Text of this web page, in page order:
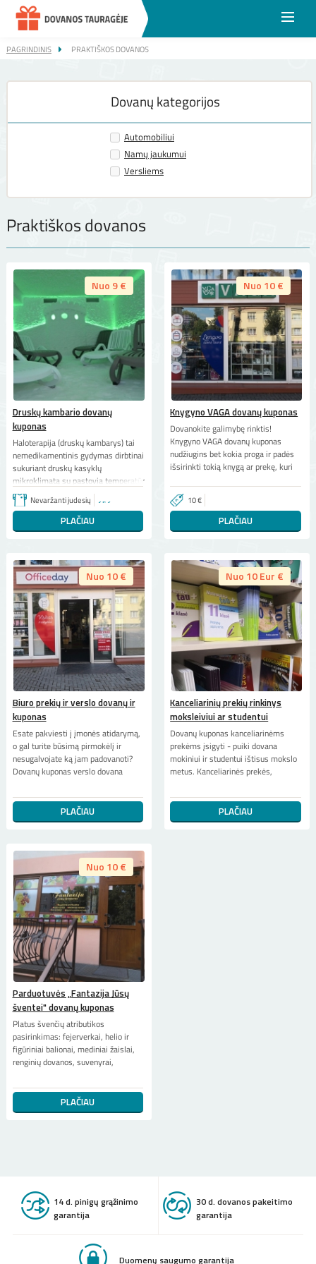
PAGRINDINIS PRAKTIŠKOS DOVANOS
Dovanų kategorijos
Automobiliui
Namų jaukumui
Versliems
Praktiškos dovanos
Nuo 9 €
Druskų kambario dovanų
kuponas
Haloterapija (druskų kambarys) tai
nemedikamentinis gydymas dirbtinai
sukuriant druskų kasyklų
mikroklimatą su pastovia temperatūr
Nevaržanti judesių
PLAČIAU
Nuo 10 €
Knygyno VAGA dovanų kuponas
Dovanokite galimybę rinktis!
Knygyno VAGA dovanų kuponas
nudžiugins bet kokia proga ir padės
išsirinkti tokią knygą ar prekę, kuri
10 €
PLAČIAU
Nuo 10 €
Biuro prekių ir verslo dovanų ir
kuponas
Esate pakviesti į įmonės atidarymą,
o gal turite būsimą pirmokėlį ir
nesugalvojate ką jam padovanoti?
Dovanų kuponas verslo dovana
PLAČIAU
Nuo 10 Eur €
Kanceliarinių prekių rinkinys
moksleiviui ar studentui
Dovanų kuponas kanceliarinėms
prekėms įsigyti - puiki dovana
mokiniui ir studentui ištisus mokslo
metus. Kanceliarinės prekės,
PLAČIAU
Nuo 10 €
Parduotuvės „Fantazija Jūsų
šventei" dovanų kuponas
Platus švenčių atributikos
pasirinkimas: fejerverkai, helio ir
figūriniai balionai, mediniai žaislai,
renginių dovanos, suvenyrai,
PLAČIAU
14 d. pinigų grąžinimo
garantija
30 d. dovanos pakeitimo
garantija
Duomenų saugumo garantija